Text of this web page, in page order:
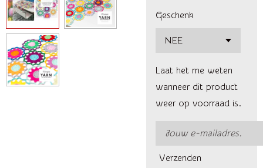
Geschenk
Laat het me weten
wanneer dit product
weer op voorraad is.
Verzenden